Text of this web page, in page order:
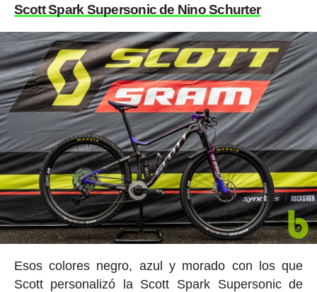
Scott Spark Supersonic de Nino Schurter
Esos colores negro, azul y morado con los que
Scott personalizó la Scott Spark Supersonic de